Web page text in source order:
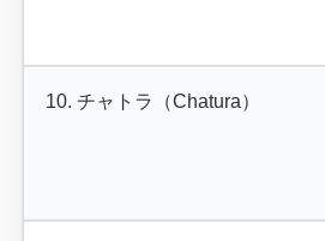
10. チャトラ（Chatura）